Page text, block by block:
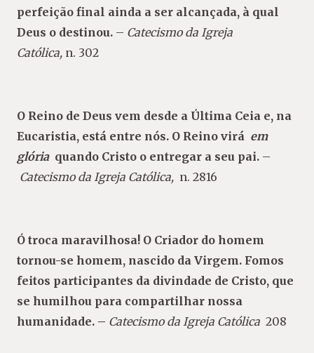
perfeição final ainda a ser alcançada, à qual
Deus o destinou. – Catecismo da Igreja
Católica, n. 302
O Reino de Deus vem desde a Última Ceia e, na
Eucaristia, está entre nós. O Reino virá em
glóriaquando Cristo o entregar a seu pai. –
Catecismo da Igreja Católica, n. 2816
Ó troca maravilhosa! O Criador do homem
tornou-se homem, nascido da Virgem. Fomos
feitos participantes da divindade de Cristo, que
se humilhou para compartilhar nossa
humanidade. – Catecismo da Igreja Católica 208